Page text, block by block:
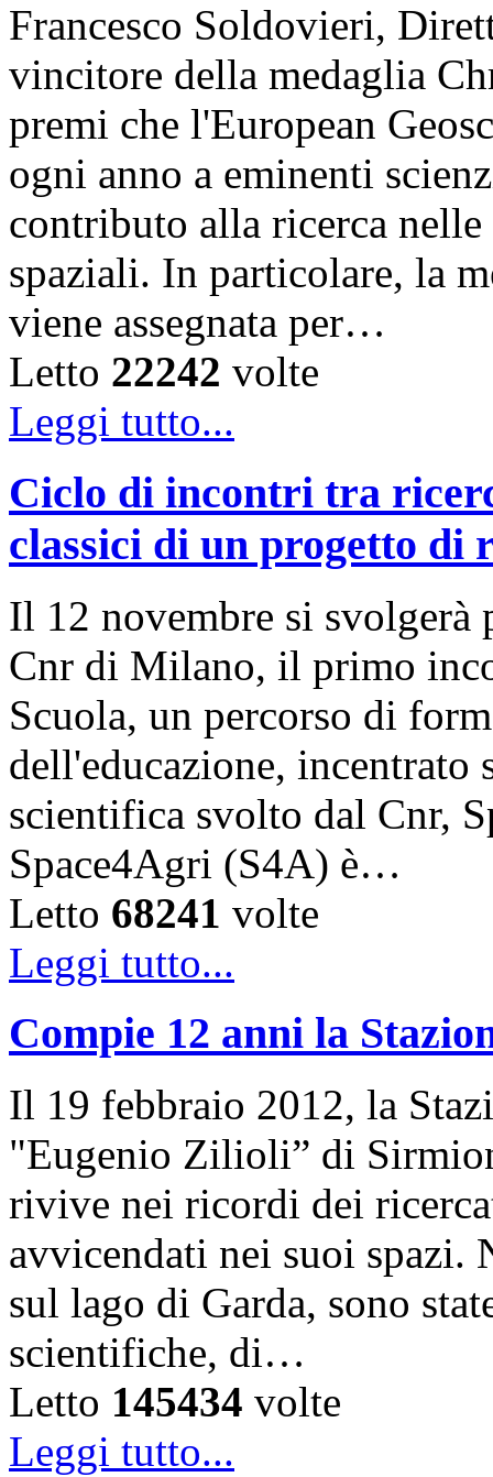
Francesco Soldovieri,
vincitore della medaglia
premi che l'European
ogni anno a eminenti
contributo alla ricerca nelle
spaziali. In particolare, la
viene assegnata per…
Letto 22242 volte
Leggi tutto...
Ciclo di incontri tra
classici di un progetto di
Il 12 novembre si svolgerà
Cnr di Milano, il primo
Scuola, un percorso di
dell'educazione,
scientifica svolto dal Cnr,
Space4Agri (S4A) è…
Letto 68241 volte
Leggi tutto...
Compie 12 anni la
Il 19 febbraio 2012, la
"Eugenio Zilioli” di
rivive nei ricordi dei
avvicendati nei suoi spazi.
sul lago di Garda, sono
scientifiche, di…
Letto 145434 volte
Leggi tutto...